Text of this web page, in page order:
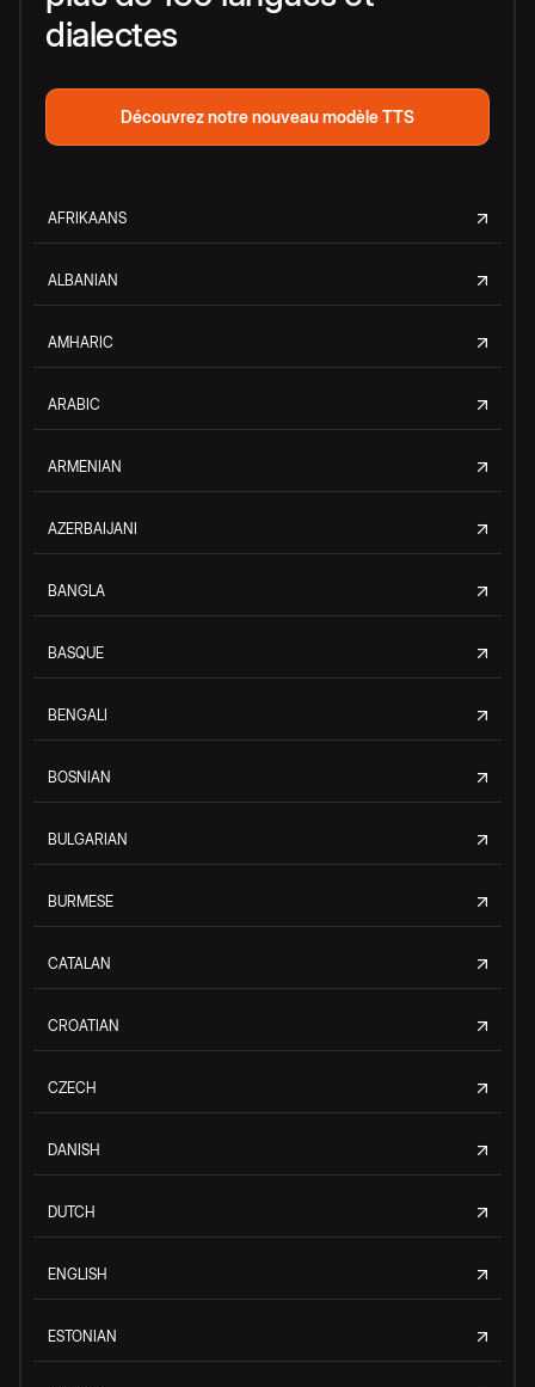
dialectes
Découvrez notre nouveau modèle TTS
AFRIKAANS
ALBANIAN
AMHARIC
ARABIC
ARMENIAN
AZERBAIJANI
BANGLA
BASQUE
BENGALI
BOSNIAN
BULGARIAN
BURMESE
CATALAN
CROATIAN
CZECH
DANISH
DUTCH
ENGLISH
ESTONIAN